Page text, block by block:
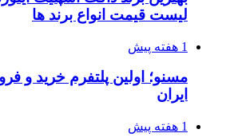
لیست قیمت انواع برند ها
1 هفته پیش
مسنو؛ اولین پلتفرم خرید و
ایران
1 هفته پیش